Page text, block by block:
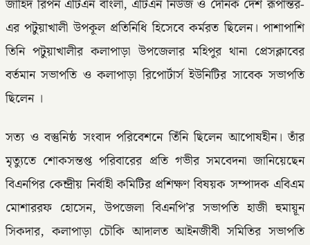
জাহিদ রিপন এটিএন বাংলা, এটিএন নিউজ ও দৈনিক দেশ রূপান্তর-
এর পটুয়াখালী উপকূল প্রতিনিধি হিসেবে কর্মরত ছিলেন। পাশাপাশি
তিনি পটুয়াখালীর কলাপাড়া উপজেলার মহিপুর থানা প্রেসক্লাবের
বর্তমান সভাপতি ও কলাপাড়া রিপোর্টার্স ইউনিটির সাবেক সভাপতি
ছিলেন ।
সত্য ও বস্তুনিষ্ঠ সংবাদ পরিবেশনে তিঁনি ছিলেন আপোষহীন। তাঁর
মৃত্যুতে শোকসন্তপ্ত পরিবারের প্রতি গভীর সমবেদনা জানিয়েছেন
বিএনপির কেন্দ্রীয় নির্বাহী কমিটির প্রশিক্ষণ বিষয়ক সম্পাদক এবিএম
মোশাররফ হোসেন, উপজেলা বিএনপি’র সভাপতি হাজী হুমায়ূন
সিকদার, কলাপাড়া চৌকি আদালত আইনজীবী সমিতির সভাপতি